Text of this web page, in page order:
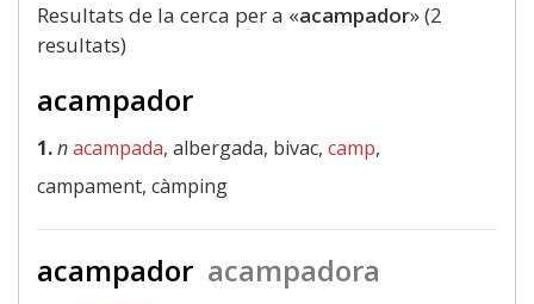
Resultats de la cerca per a «acampador» (2
resultats)
acampador
1.nacampada, albergada, bivac, camp,
campament, càmping
acampador acampadora